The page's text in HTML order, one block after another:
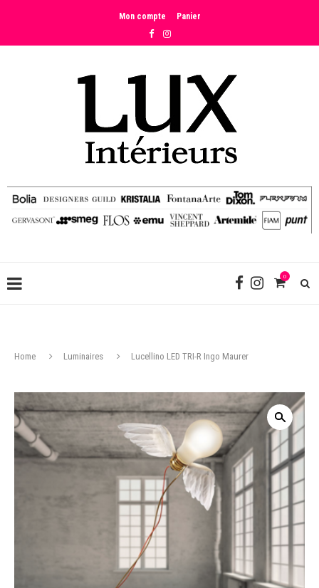
Mon compte Panier
0
Home Luminaires Lucellino LED TRI-R Ingo Maurer